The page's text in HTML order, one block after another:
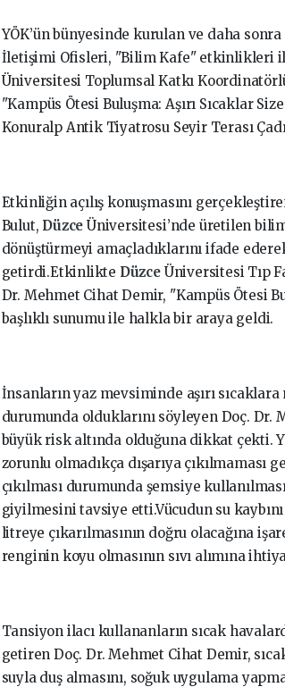
YÖK’ün bünyesinde kurulan ve daha
İletişimi Ofisleri, "Bilim Kafe" etkinlikleri
Üniversitesi Toplumsal Katkı
"Kampüs Ötesi Buluşma: Aşırı Sıcaklar
Konuralp Antik Tiyatrosu Seyir Terası
Etkinliğin açılış konuşmasını
Bulut, DüzceÜniversitesi’nde üretilen
dönüştürmeyi amaçladıklarını ifade
getirdi.Etkinlikte Düzce Üniversitesi Tıp
Dr. Mehmet Cihat Demir, "Kampüs Ötesi
başlıklı sunumu ile halkla bir araya geldi.
İnsanların yaz mevsiminde aşırı sıcaklara
durumunda olduklarını söyleyen Doç. Dr.
büyük risk altında olduğuna dikkat çekti.
zorunlu olmadıkça dışarıya çıkılmaması
çıkılması durumunda şemsiye
giyilmesini tavsiye etti.Vücudun su
litreye çıkarılmasının doğru olacağına
renginin koyu olmasının sıvı alımına
Tansiyon ilacı kullananların sıcak
getiren Doç. Dr. Mehmet Cihat Demir,
suyla duş almasını, soğuk uygulama